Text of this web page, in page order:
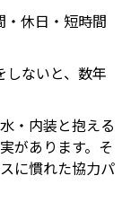
・休日・短時間
しないと、数年
・内装と抱える
があります。そ
に慣れた協力パ